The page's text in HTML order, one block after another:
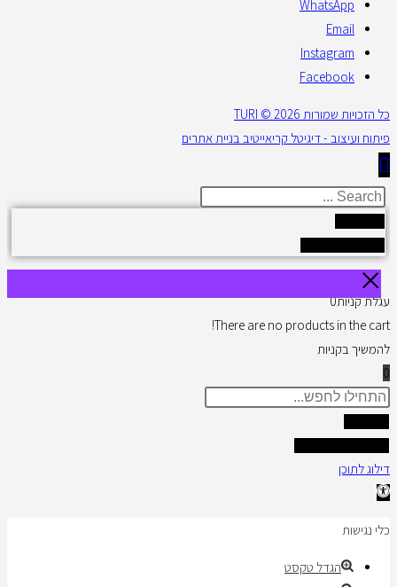
WhatsApp
Email
Instagram
Facebook
כל הזכויות שמורות 2026 © TURI
פיתוח ועיצוב - דיגיטל קריאייטיב בניית אתרים
Search
עגלת קניות0
There are no products in the cart!
להמשיך בקניות
0
Search
דילוג לתוכן
פתח
נגישות
כלי נגישות
הגדל טקסט